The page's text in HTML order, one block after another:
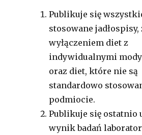
Publikuje się
stosowane jadłospisy,
wyłączeniem diet z
indywidualnymi
oraz diet, które nie są
standardowo
podmiocie.
Publikuje się ostatnio
wynik badań